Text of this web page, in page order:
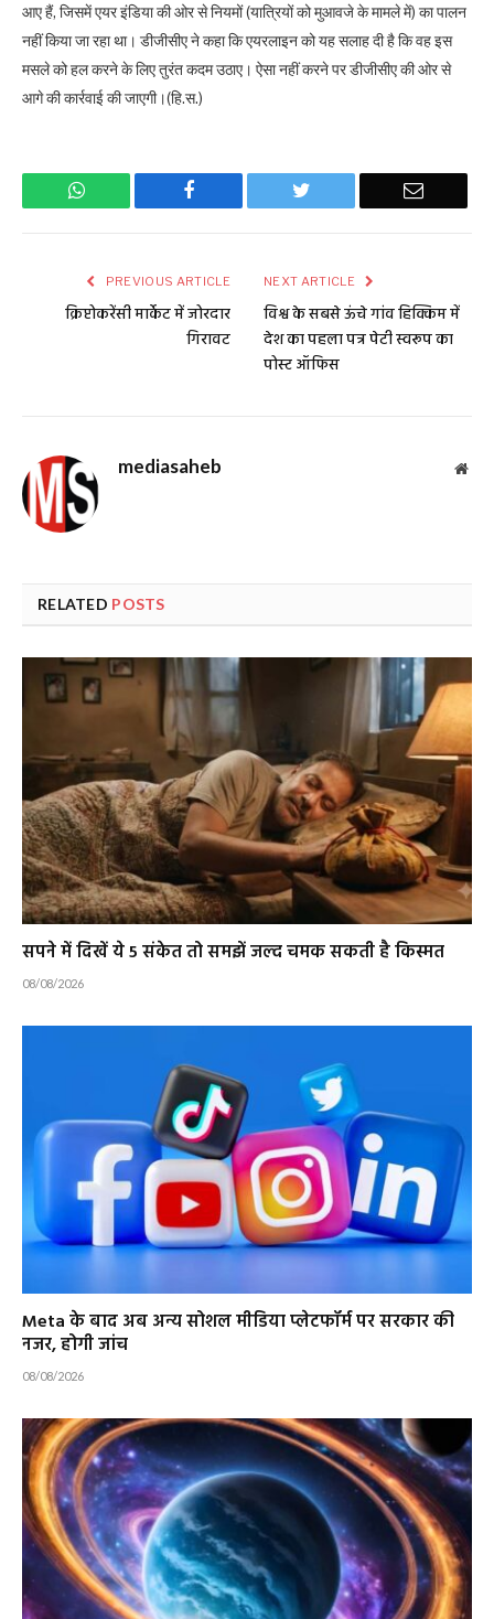
आए हैं, जिसमें एयर इंडिया की ओर से नियमों (यात्रियों को मुआवजे के मामले में) का पालन
नहीं किया जा रहा था। डीजीसीए ने कहा कि एयरलाइन को यह सलाह दी है कि वह इस
मसले को हल करने के लिए तुरंत कदम उठाए। ऐसा नहीं करने पर डीजीसीए की ओर से
आगे की कार्रवाई की जाएगी।(हि.स.)
WhatsApp Facebook Twitter Email
PREVIOUS ARTICLE
क्रिप्टोकरेंसी मार्केट में जोरदार
गिरावट
NEXT ARTICLE
विश्व के सबसे ऊंचे गांव हिक्किम में
देश का पहला पत्र पेटी स्वरूप का
पोस्ट ऑफिस
mediasaheb
RELATED POSTS
सपने में दिखें ये 5 संकेत तो समझें जल्द चमक सकती है किस्मत
08/08/2026
Meta के बाद अब अन्य सोशल मीडिया प्लेटफॉर्म पर सरकार की
नजर, होगी जांच
08/08/2026